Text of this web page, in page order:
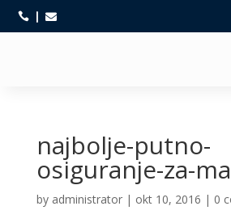
 
najbolje-putno-
osiguranje-za-
by administrator| okt 10, 2016 | 0